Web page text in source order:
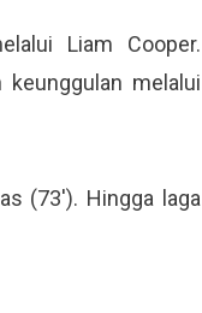
Liam Cooper.
melalui
(73′). Hingga laga